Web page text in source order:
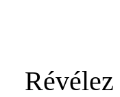
Révélez